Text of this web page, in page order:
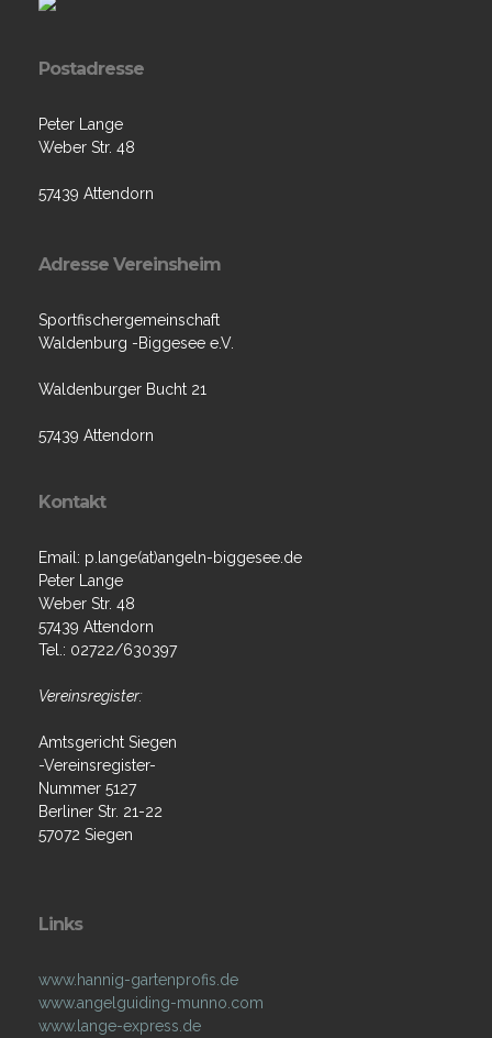
Postadresse
Peter Lange
Weber Str. 48
57439 Attendorn
Adresse Vereinsheim
Sportfischergemeinschaft
Waldenburg -Biggesee e.V.
Waldenburger Bucht 21
57439 Attendorn
Kontakt
Email: p.lange(at)angeln-biggesee.de
Peter Lange
Weber Str. 48
57439 Attendorn
Tel.: 02722/630397
Vereinsregister:
Amtsgericht Siegen
-Vereinsregister-
Nummer 5127
Berliner Str. 21-22
57072 Siegen
Links
www.hannig-gartenprofis.de
www.angelguiding-munno.com
www.lange-express.de